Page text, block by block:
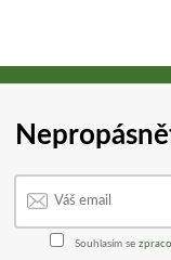
Souhlasím se